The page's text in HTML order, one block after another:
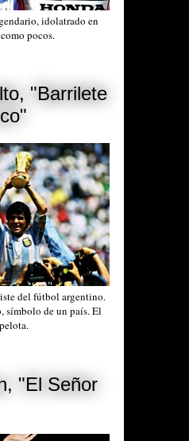
idolatrado en
pocos.
"Barrilete
del fútbol argentino.
símbolo de un país. El
"El Señor